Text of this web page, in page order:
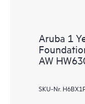
Aruba 1
AW
SKU-Nr.